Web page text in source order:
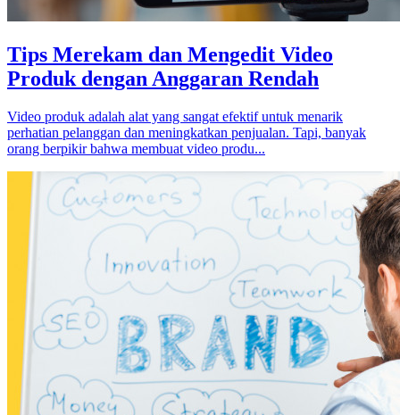
Tips Merekam dan Mengedit Video
Produk dengan Anggaran Rendah
Video produk adalah alat yang sangat efektif untuk menarik
perhatian pelanggan dan meningkatkan penjualan. Tapi, banyak
orang berpikir bahwa membuat video produ...